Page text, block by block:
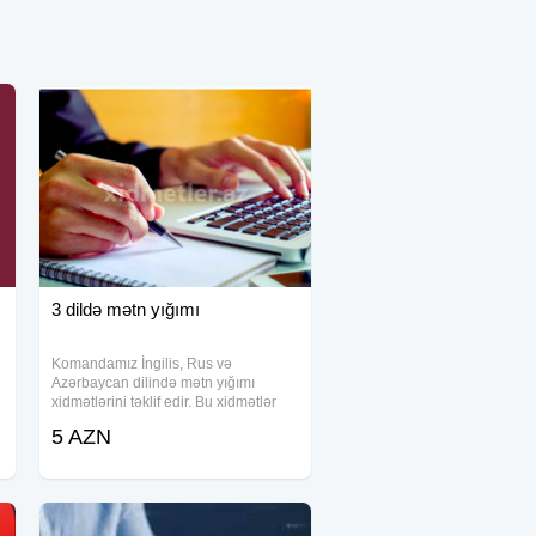
3 dildə mətn yığımı
Komandamız İngilis, Rus və
Azərbaycan dilində mətn yığımı
xidmətlərini təklif edir. Bu xidmətlər
ehtiyaclarınıza uyğunlaşdırılıb və
etdiyimiz
5 AZN